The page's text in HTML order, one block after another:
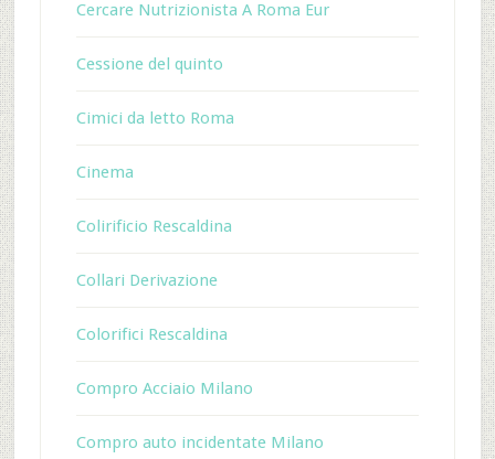
Cercare Nutrizionista A Roma Eur
Cessione del quinto
Cimici da letto Roma
Cinema
Colirificio Rescaldina
Collari Derivazione
Colorifici Rescaldina
Compro Acciaio Milano
Compro auto incidentate Milano